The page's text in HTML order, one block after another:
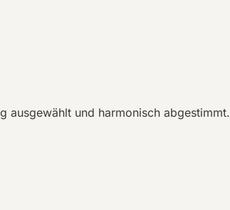
ausgewählt und harmonisch abgestimmt.